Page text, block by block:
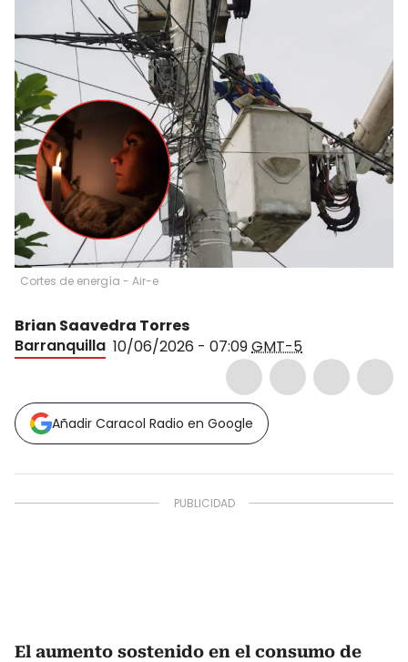
Cortes de energía - Air-e
Brian Saavedra Torres
Barranquilla 10/06/2026 - 07:09GMT-5
Añadir Caracol Radio en Google
El aumento sostenido en el consumo de